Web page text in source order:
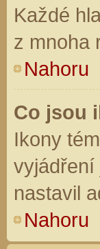
Každé
z mnoha
Nahoru
Co jsou
Ikony
vyjádření
nastavil
Nahoru